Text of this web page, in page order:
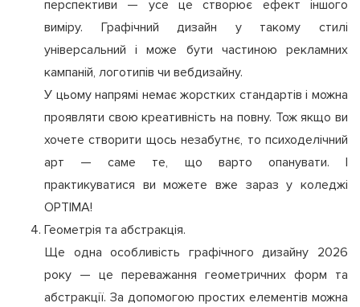
перспективи — усе це створює ефект іншого
виміру. Графічний дизайн у такому стилі
універсальний і може бути частиною рекламних
кампаній, логотипів чи вебдизайну.
У цьому напрямі немає жорстких стандартів і можна
проявляти свою креативність на повну. Тож якщо ви
хочете створити щось незабутнє, то психоделічний
арт — саме те, що варто опанувати. І
практикуватися ви можете вже зараз у коледжі
OPTIMA!
Геометрія та абстракція.
Ще одна особливість графічного дизайну 2026
року — це переважання геометричних форм та
абстракції. За допомогою простих елементів можна